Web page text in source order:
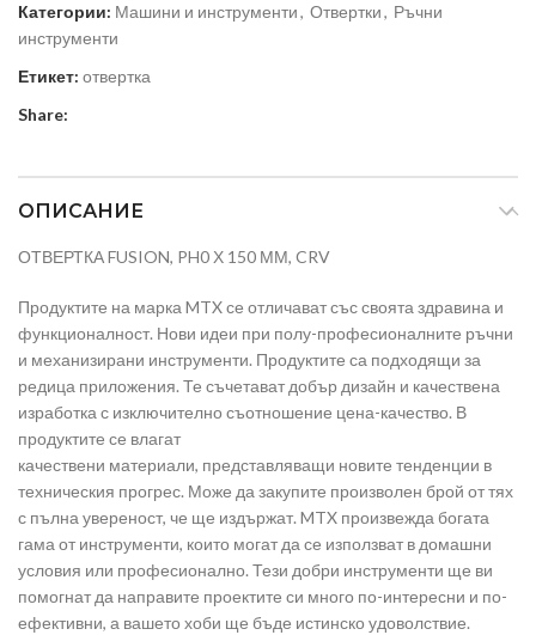
Категории: Машини и инструменти, Отвертки, Ръчни
инструменти
Етикет: отвертка
Share:
ОПИСАНИЕ
ОТВЕРТКА FUSION, PH0 Х 150 ММ, CRV
Продуктите на марка MTX се отличават със своята здравина и
функционалност. Нови идеи при полу-професионалните ръчни
и механизирани инструменти. Продуктите са подходящи за
редица приложения. Те съчетават добър дизайн и качествена
изработка с изключително съотношение цена-качество. В
продуктите се влагат
качествени материали, представляващи новите тенденции в
техническия прогрес. Може да закупите произволен брой от тях
с пълна увереност, че ще издържат. MTX произвежда богата
гама от инструменти, които могат да се използват в домашни
условия или професионално. Тези добри инструменти ще ви
помогнат да направите проектите си много по-интересни и по-
ефективни, а вашето хоби ще бъде истинско удоволствие.